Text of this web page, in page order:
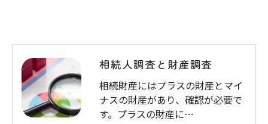
相続人調査と財産調査
相続財産にはプラスの財産とマイ
ナスの財産があり、確認が必要で
す。プラスの財産に…